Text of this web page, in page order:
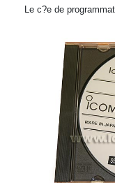
Le c?e de